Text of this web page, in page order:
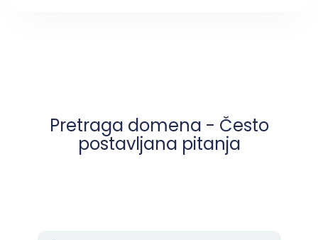
Pretraga domena - Često
postavljana pitanja